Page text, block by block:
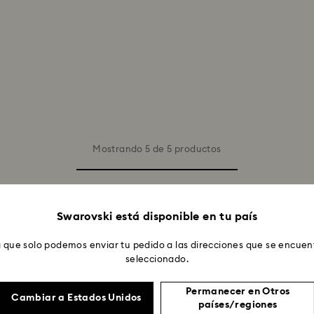
Mostrando 5 de 5 productos
de mayo?
increíble y una tranquilidad que te inunda. La
Swarovski está disponible en tu país
que solo podemos enviar tu pedido a las direcciones que se
seleccionado.
Cambiar a Estados Unidos
Permanecer en Otros
países/regiones